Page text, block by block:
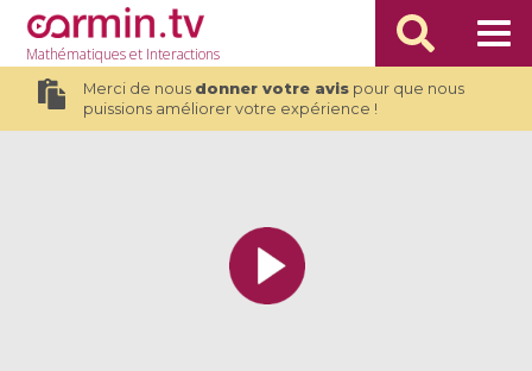
Mathématiqueset Interactions
Merci de nous donner votre avispour que nous
puissions améliorer votre expérience !